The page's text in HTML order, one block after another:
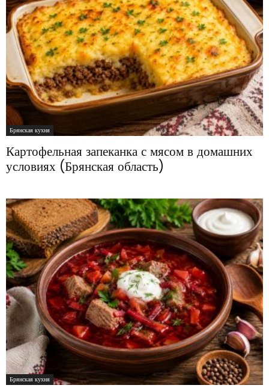
Брянская кухня
Картофельная запеканка с мясом в домашних
условиях (Брянская область)
Брянская кухня